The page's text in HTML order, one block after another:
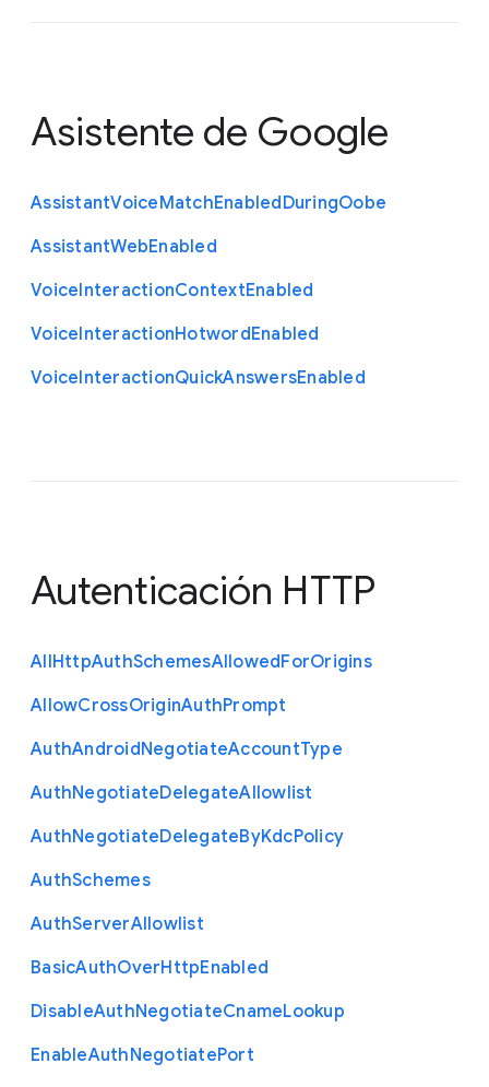
Asistente de Google
AssistantVoiceMatchEnabledDuringOobe
AssistantWebEnabled
VoiceInteractionContextEnabled
VoiceInteractionHotwordEnabled
VoiceInteractionQuickAnswersEnabled
Autenticación HTTP
AllHttpAuthSchemesAllowedForOrigins
AllowCrossOriginAuthPrompt
AuthAndroidNegotiateAccountType
AuthNegotiateDelegateAllowlist
AuthNegotiateDelegateByKdcPolicy
AuthSchemes
AuthServerAllowlist
BasicAuthOverHttpEnabled
DisableAuthNegotiateCnameLookup
EnableAuthNegotiatePort